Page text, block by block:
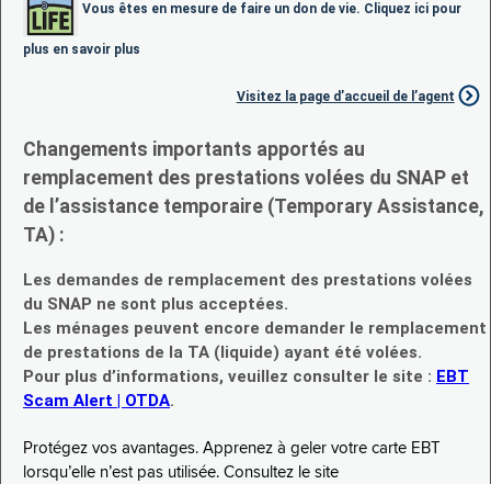
Vous êtes en mesure de faire un don de vie. Cliquez ici pour
plus en savoir plus
Visitez la page d’accueil de l’agent
Changements importants apportés au
remplacement des prestations volées du SNAP et
de l’assistance temporaire (Temporary Assistance,
TA) :
Les demandes de remplacement des prestations volées
du SNAP ne sont plus acceptées.
Les ménages peuvent encore demander le remplacement
de prestations de la TA (liquide) ayant été volées.
Pour plus d’informations, veuillez consulter le site : EBT
Scam Alert | OTDA.
Protégez vos avantages. Apprenez à geler votre carte EBT
lorsqu’elle n’est pas utilisée. Consultez le site